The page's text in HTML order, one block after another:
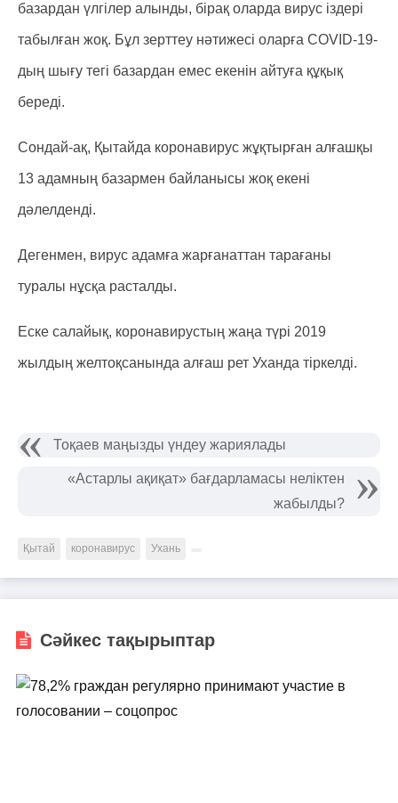
базардан үлгілер алынды, бірақ оларда вирус іздері
табылған жоқ. Бұл зерттеу нәтижесі оларға COVID-19-
дың шығу тегі базардан емес екенін айтуға құқық
береді.
Сондай-ақ, Қытайда коронавирус жұқтырған алғашқы
13 адамның базармен байланысы жоқ екені
дәлелденді.
Дегенмен, вирус адамға жарғанаттан тарағаны
туралы нұсқа расталды.
Еске салайық, коронавирустың жаңа түрі 2019
жылдың желтоқсанында алғаш рет Уханда тіркелді.
Тоқаев маңызды үндеу жариялады
«Астарлы ақиқат» бағдарламасы неліктен
жабылды?
Қытай коронавирус Ухань
Сәйкес тақырыптар